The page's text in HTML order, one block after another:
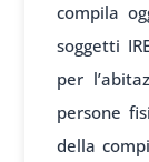
compila
soggetti
per
persone
della